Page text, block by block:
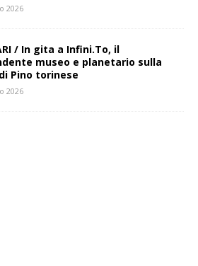
2026
/ In gita a Infini.To, il
museo e planetario sulla
Pino torinese
2026